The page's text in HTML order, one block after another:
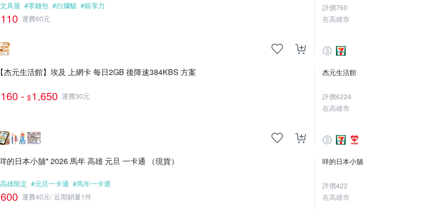
具屋 #零錢包 #白爛貓 #銀享力
110 運費60元
評價760
在高雄市
杰元生活館】埃及 上網卡 每日2GB 後降速384KBS 方案
160 - $1,650 運費30元
杰元生活館
評價6224
在高雄市
的日本小舖* 2026 馬年 高雄 元旦 一卡通 （現貨）
雄限定 #元旦一卡通 #馬年一卡通
600 運費40元/ 近期銷量1件
咩的日本小舖
評價422
在高雄市